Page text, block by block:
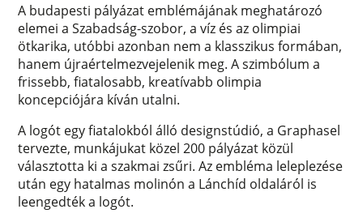
A budapesti pályázat emblémájának meghatározó
elemei a Szabadság-szobor, a víz és az olimpiai
ötkarika, utóbbi azonban nem a klasszikus formában,
hanem újraértelmezvejelenik meg. A szimbólum a
frissebb, fiatalosabb, kreatívabb olimpia
koncepciójára kíván utalni.
A logót egy fiatalokból álló designstúdió, a Graphasel
tervezte, munkájukat közel 200 pályázat közül
választotta ki a szakmai zsűri. Az embléma leleplezése
után egy hatalmas molinón a Lánchíd oldaláról is
leengedték a logót.